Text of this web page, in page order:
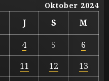
Oktober 2024
J S
M
4 5
6
11 12
13